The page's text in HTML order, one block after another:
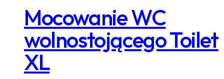
Mocowanie WC
wolnostojącego Toilet
XL